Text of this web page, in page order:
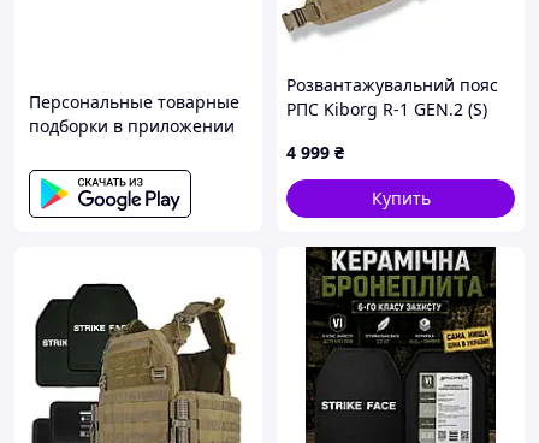
Персональные товарные
подборки в приложении
Розвантажувальний пояс
РПС Kiborg R-1 GEN.2 (S)
Militex)
4 999 ₴
Купить